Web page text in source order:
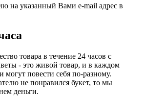
на указанный Вами e-mail адрес в
товара в течение 24 часов с
- это живой товар, и в каждом
могут повести себя по-разному.
не понравился букет, то мы
деньги.